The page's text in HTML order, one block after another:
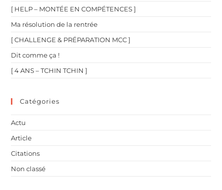
[ HELP – MONTÉE EN COMPÉTENCES ]
Ma résolution de la rentrée
[ CHALLENGE & PRÉPARATION MCC ]
Dit comme ça !
[ 4 ANS – TCHIN TCHIN ]
Catégories
Actu
Article
Citations
Non classé